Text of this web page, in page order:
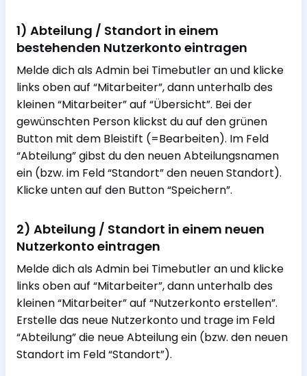
1) Abteilung / Standort in einem
bestehenden Nutzerkonto eintragen
Melde dich als Admin bei Timebutler an und klicke
links oben auf “Mitarbeiter”, dann unterhalb des
kleinen “Mitarbeiter” auf “Übersicht”. Bei der
gewünschten Person klickst du auf den grünen
Button mit dem Bleistift (=Bearbeiten). Im Feld
“Abteilung” gibst du den neuen Abteilungsnamen
ein (bzw. im Feld “Standort” den neuen Standort).
Klicke unten auf den Button “Speichern”.
2) Abteilung / Standort in einem neuen
Nutzerkonto eintragen
Melde dich als Admin bei Timebutler an und klicke
links oben auf “Mitarbeiter”, dann unterhalb des
kleinen “Mitarbeiter” auf “Nutzerkonto erstellen”.
Erstelle das neue Nutzerkonto und trage im Feld
“Abteilung” die neue Abteilung ein (bzw. den neuen
Standort im Feld “Standort”).